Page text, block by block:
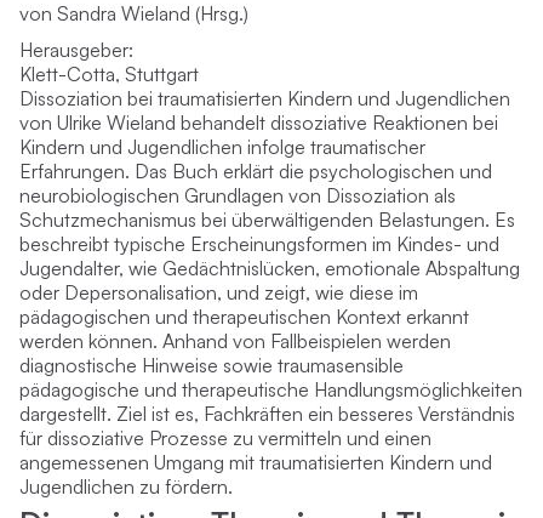
von Sandra Wieland (Hrsg.)
Herausgeber:
Klett-Cotta, Stuttgart
Dissoziation bei traumatisierten Kindern und Jugendlichen
von Ulrike Wieland behandelt dissoziative Reaktionen bei
Kindern und Jugendlichen infolge traumatischer
Erfahrungen. Das Buch erklärt die psychologischen und
neurobiologischen Grundlagen von Dissoziation als
Schutzmechanismus bei überwältigenden Belastungen. Es
beschreibt typische Erscheinungsformen im Kindes- und
Jugendalter, wie Gedächtnislücken, emotionale Abspaltung
oder Depersonalisation, und zeigt, wie diese im
pädagogischen und therapeutischen Kontext erkannt
werden können. Anhand von Fallbeispielen werden
diagnostische Hinweise sowie traumasensible
pädagogische und therapeutische Handlungsmöglichkeiten
dargestellt. Ziel ist es, Fachkräften ein besseres Verständnis
für dissoziative Prozesse zu vermitteln und einen
angemessenen Umgang mit traumatisierten Kindern und
Jugendlichen zu fördern.